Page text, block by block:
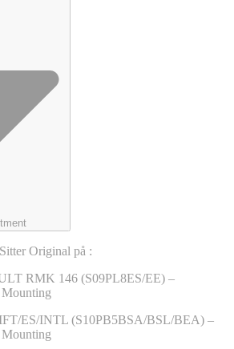
Original på :
RMK 146 (S09PL8ES/EE) –
Mounting
ES/INTL (S10PB5BSA/BSL/BEA) –
Mounting